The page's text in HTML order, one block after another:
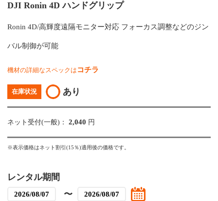
DJI Ronin 4D ハンドグリップ
Ronin 4D/高輝度遠隔モニター対応 フォーカス調整などのジン
バル制御が可能
機材の詳細なスペックは コチラ
在庫状況 あり
ネット受付(一般)： 2,040 円
※表示価格はネット割引(15％)適用後の価格です。
レンタル期間
〜